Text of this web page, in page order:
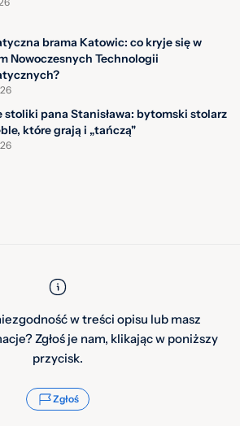
brama Katowic: co kryje się w
Nowoczesnych Technologii
stoliki pana Stanisława: bytomski stolarz
które grają i „tańczą"
w treści opisu lub masz
Zgłoś je nam, klikając w poniższy
przycisk.
Zgłoś